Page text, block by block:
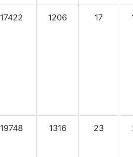
17422 1206 17
19748 1316 23